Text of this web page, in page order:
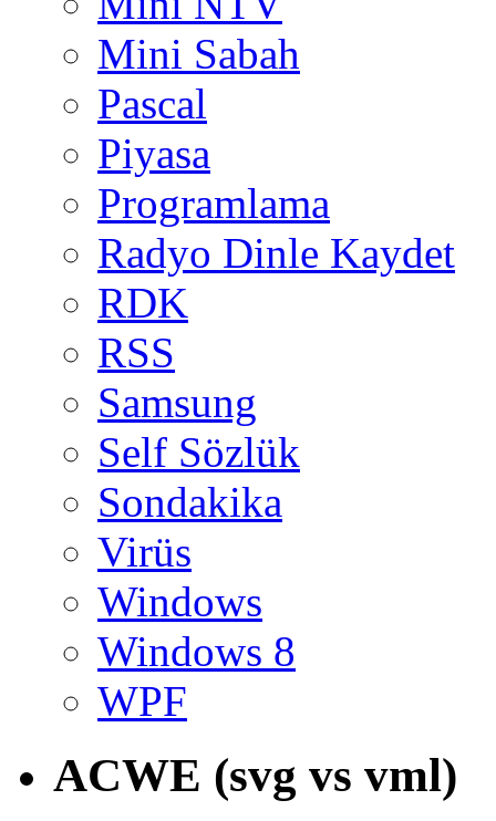
Mini Sabah
Pascal
Piyasa
Programlama
Radyo Dinle Kaydet
RDK
RSS
Samsung
Self Sözlük
Sondakika
Virüs
Windows
Windows 8
WPF
ACWE (svg vs vml)